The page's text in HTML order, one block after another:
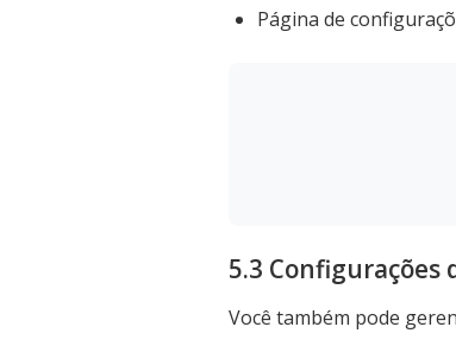
Página de
5.3 Configurações
Você também pode